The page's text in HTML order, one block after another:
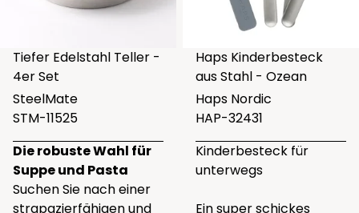
Tiefer Edelstahl Teller -
4er Set
SteelMate
STM-11525
Die robuste Wahl für
Suppe und Pasta
Suchen Sie nach einer
strapazierfähigen und
Haps Kinderbesteck
aus Stahl - Ozean
Haps Nordic
HAP-32431
Kinderbesteck für
unterwegs
Ein super schickes